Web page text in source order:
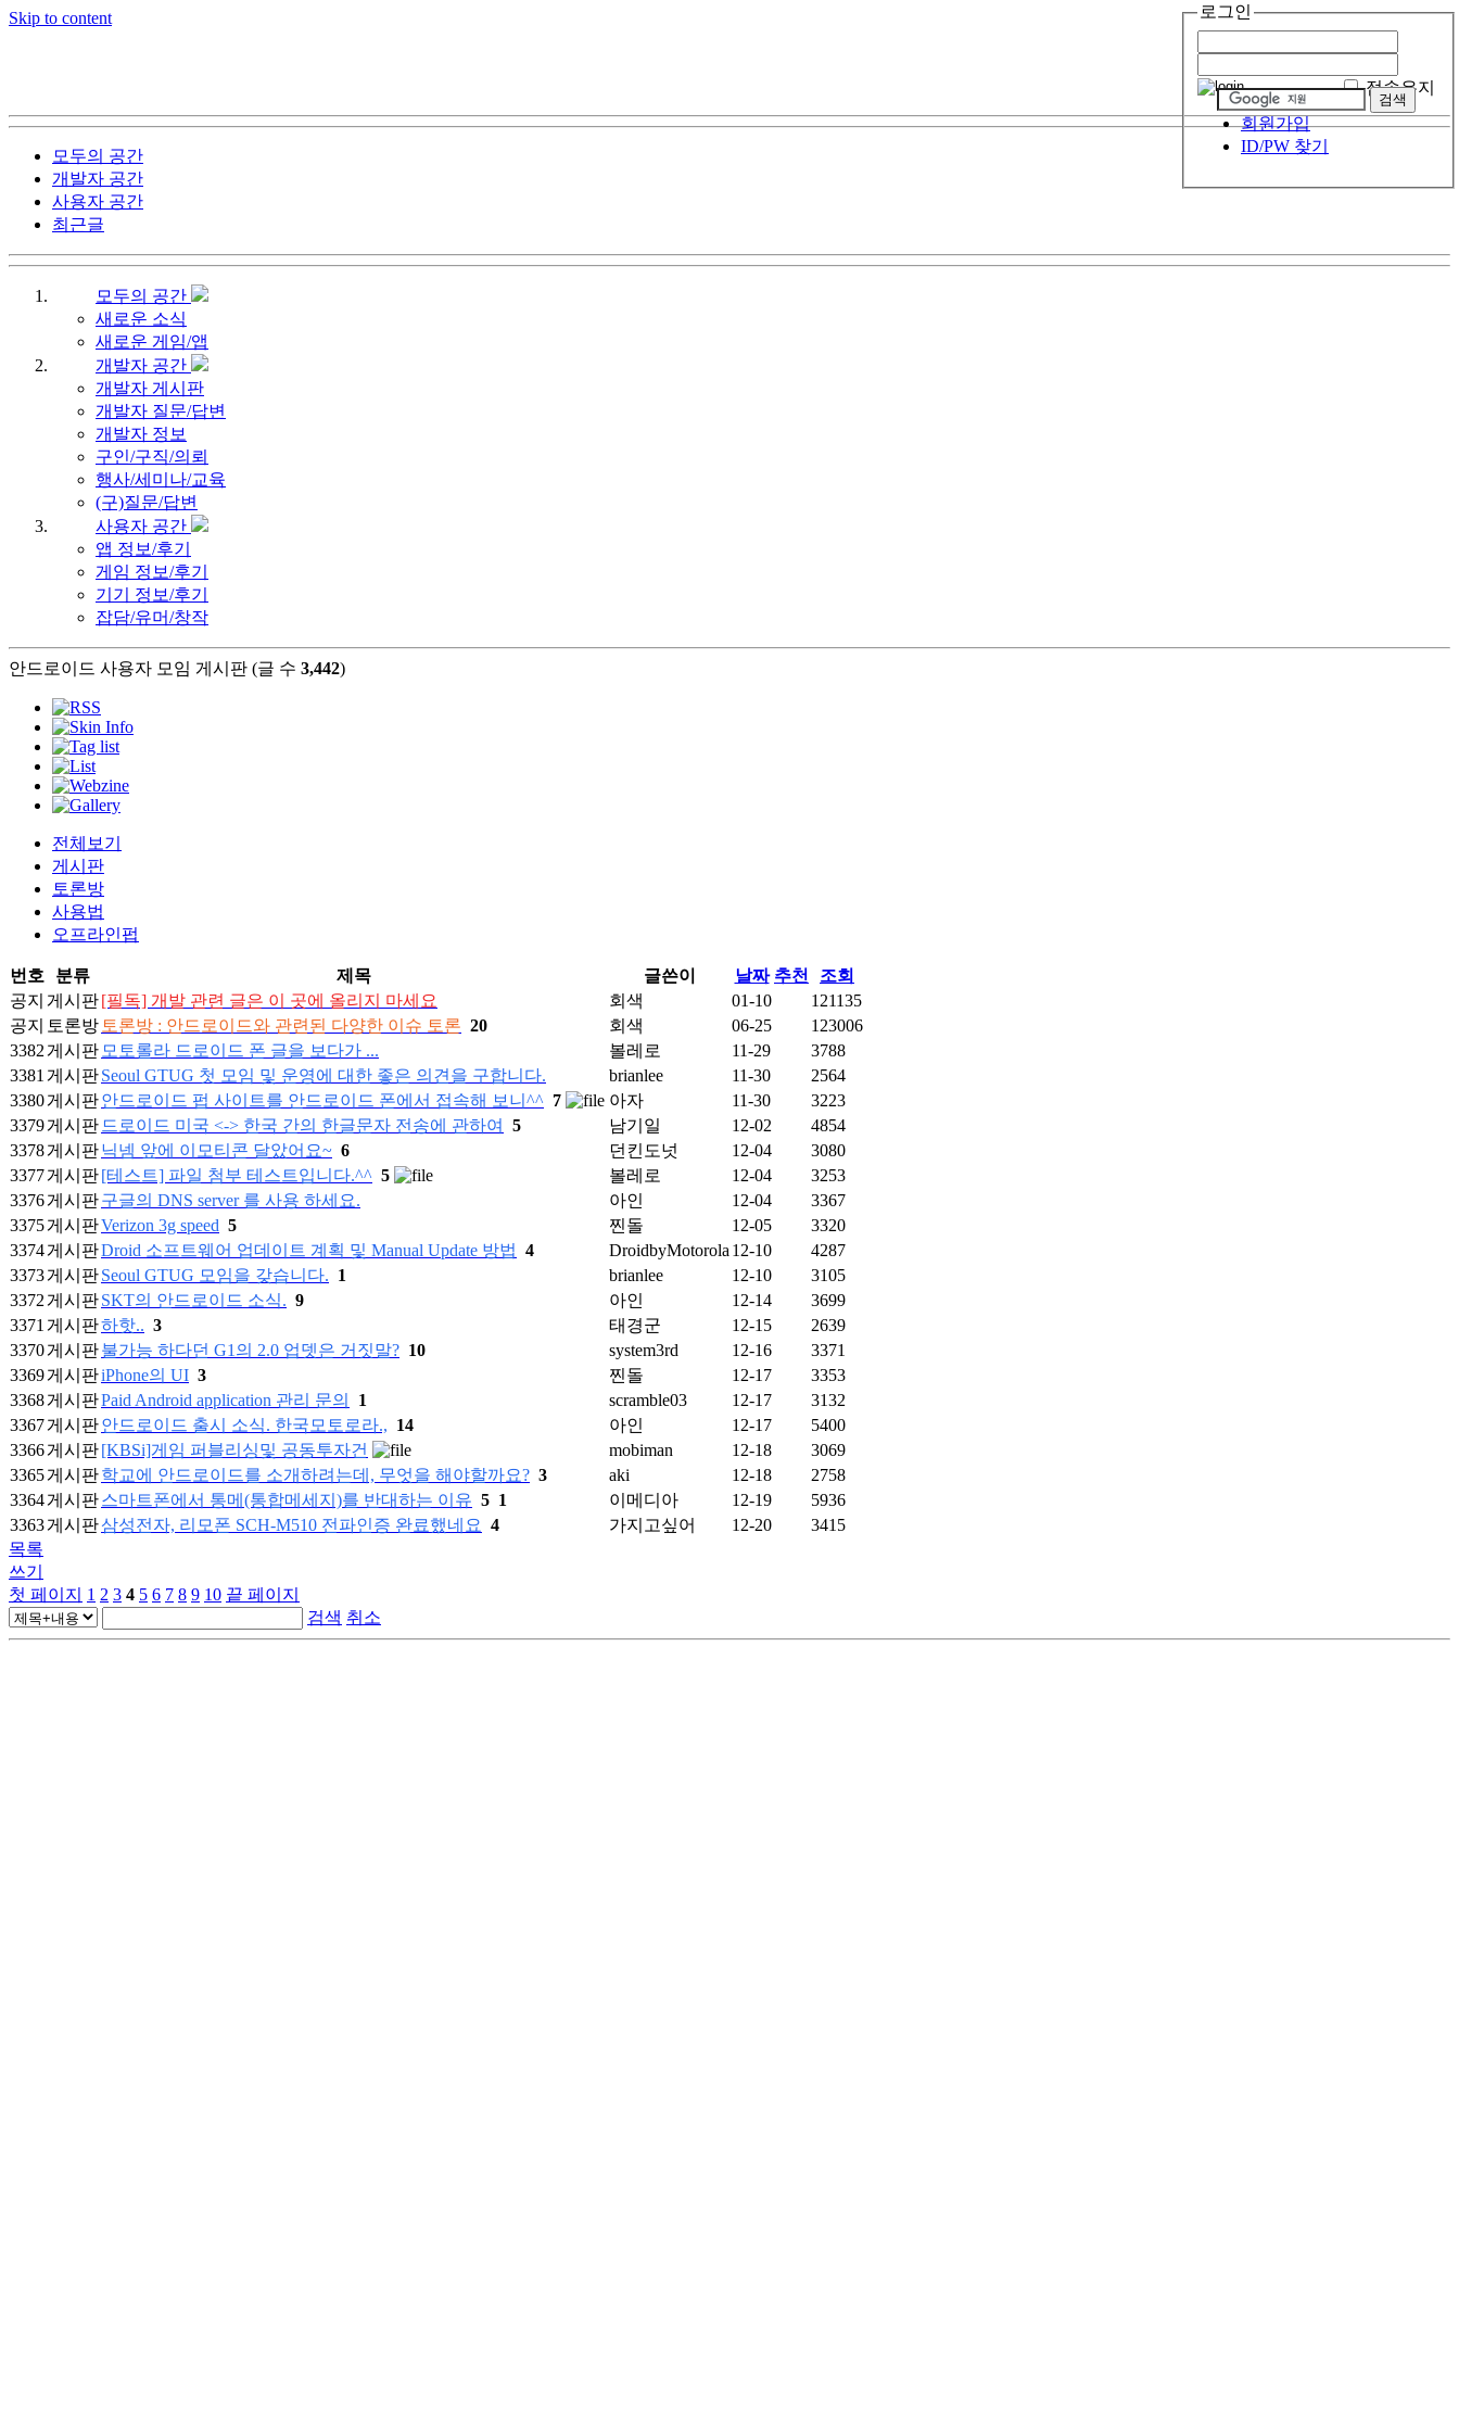
Skip to content
모두의 공간
개발자 공간
사용자 공간
최근글
로그인
접속유지
회원가입
ID/PW 찾기
모두의 공간
새로운 소식
새로운 게임/앱
개발자 공간
개발자 게시판
개발자 질문/답변
개발자 정보
구인/구직/의뢰
행사/세미나/교육
(구)질문/답변
사용자 공간
앱 정보/후기
게임 정보/후기
기기 정보/후기
잡담/유머/창작
안드로이드 사용자 모임 게시판 (글 수 3,442)
전체보기
게시판
토론방
사용법
오프라인펍
번호 분류 제목 글쓴이 날짜 추천
조회
공지 게시판[필독] 개발 관련 글은 이 곳에 올리지 마세요 회색 01-10
121135
공지
토론방 토론방 : 안드로이드와 관련된 다양한 이슈 토론 20 회색 06-25
123006
3382게시판 모토롤라 드로이드 폰 글을 보다가 ... 볼레로 11-29
3788
3381 게시판Seoul GTUG 첫 모임 및 운영에 대한 좋은 의견을 구합니다. brianlee 11-30
2564
3380게시판안드로이드 펍 사이트를 안드로이드 폰에서 접속해 보니^^ 7 아자 11-30
3223
3379게시판 드로이드 미국 <-> 한국 간의 한글문자 전송에 관하여 5 남기일 12-02
4854
3378게시판닉넴 앞에 이모티콘 달았어요~ 6 던킨도넛 12-04
3080
3377게시판[테스트] 파일 첨부 테스트입니다.^^ 5 볼레로 12-04
3253
3376게시판구글의 DNS server 를 사용 하세요. 아인 12-04
3367
3375게시판Verizon 3g speed 5 찐돌 12-05
3320
3374게시판Droid 소프트웨어 업데이트 계획 및 Manual Update 방법 4 DroidbyMotorola 12-10
4287
3373게시판Seoul GTUG 모임을 갖습니다. 1 brianlee 12-10
3105
3372게시판SKT의 안드로이드 소식. 9 아인 12-14
3699
3371 게시판하핫.. 3 태경군 12-15
2639
3370게시판불가능 하다던 G1의 2.0 업뎃은 거짓말? 10 system3rd 12-16
3371
3369게시판iPhone의 UI 3 찐돌 12-17
3353
3368게시판Paid Android application 관리 문의 1 scramble03 12-17
3132
3367게시판안드로이드 출시 소식. 한국모토로라., 14 아인 12-17
5400
3366게시판[KBSi]게임 퍼블리싱및 공동투자건 mobiman 12-18
3069
3365게시판학교에 안드로이드를 소개하려는데, 무엇을 해야할까요? 3 aki 12-18
2758
3364게시판스마트폰에서 통메(통합메세지)를 반대하는 이유 5 1 이메디아 12-19
5936
3363게시판삼성전자, 리모폰 SCH-M510 전파인증 완료했네요 4 가지고싶어 12-20
3415
목록
쓰기
첫 페이지
1 2 3 4 5 6 7 8 9 10 끝 페이지
검색 취소